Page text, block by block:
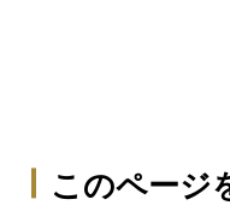
このページ